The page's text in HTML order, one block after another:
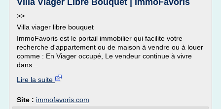
Villa Viager Libre Bouquet | immoFavoris
>>
Villa viager libre bouquet
ImmoFavoris est le portail immobilier qui facilite votre
recherche d'appartement ou de maison à vendre ou à louer
comme : En Viager occupé, Le vendeur continue à vivre
dans...
Lire la suite
Site : immofavoris.com